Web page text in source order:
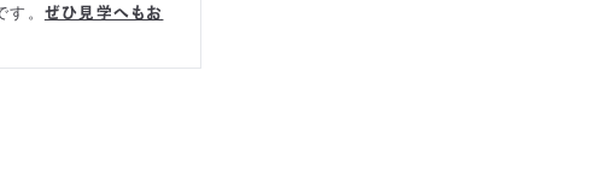
。 ぜひ見学へもお